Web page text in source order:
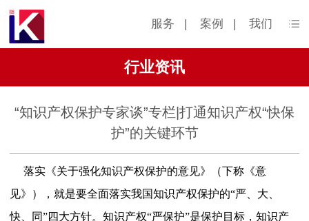
服务 | 案例 | 我们
行业资讯
“知识产权保护专家谈”专栏|打通知识产权“快保
护”的关键环节
落实《关于强化知识产权保护的意见》（下称《意
见》），就是要全面落实我国知识产权保护的“严、大、
快、同”四大方针。知识产权“严保护”是保护目标，知识产